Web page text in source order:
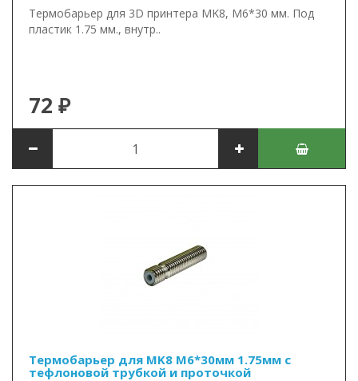
Термобарьер для 3D принтера MK8, М6*30 мм. Под
пластик 1.75 мм., внутр..
72 ₽
Термобарьер для MK8 М6*30мм 1.75мм с
тефлоновой трубкой и проточкой